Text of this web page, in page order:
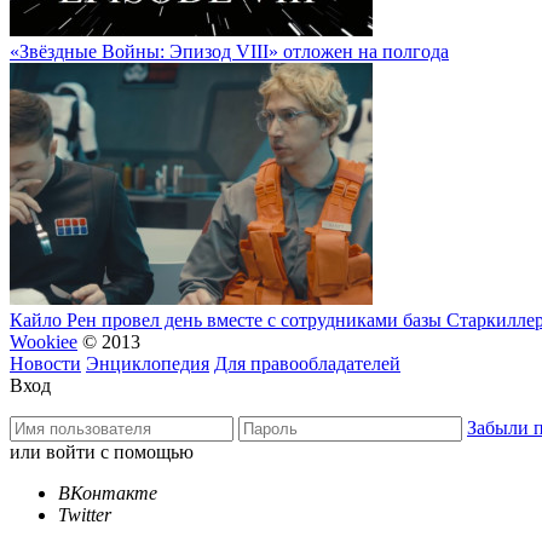
«Звёздные Войны: Эпизод VIII» отложен на полгода
Кайло Рен провел день вместе с сотрудниками базы
Wookiee © 2013
Новости Энциклопедия Для правообладателей
Вход
Забыли
или войти с помощью
ВКонтакте
Twitter